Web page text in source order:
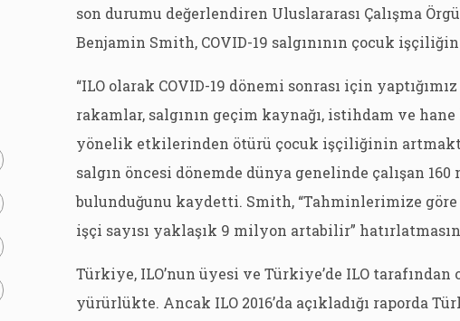
son durumu değerlendiren Uluslararası Çalışma
Benjamin Smith, COVID-19 salgınının çocuk
“ILO olarak COVID-19 dönemi sonrası için
rakamlar, salgının geçim kaynağı, istihdam ve
yönelik etkilerinden ötürü çocuk işçiliğinin
salgın öncesi dönemde dünya genelinde çalışan
bulunduğunu kaydetti. Smith, “Tahminlerimize göre
işçi sayısı yaklaşık 9 milyon artabilir”
Türkiye, ILO’nun üyesi ve Türkiye’de ILO tarafından
yürürlükte. Ancak ILO 2016’da açıkladığı raporda